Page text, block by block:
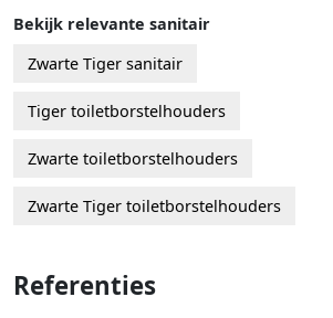
Bekijk relevante sanitair
Zwarte Tiger sanitair
Tiger toiletborstelhouders
Zwarte toiletborstelhouders
Zwarte Tiger toiletborstelhouders
Referenties